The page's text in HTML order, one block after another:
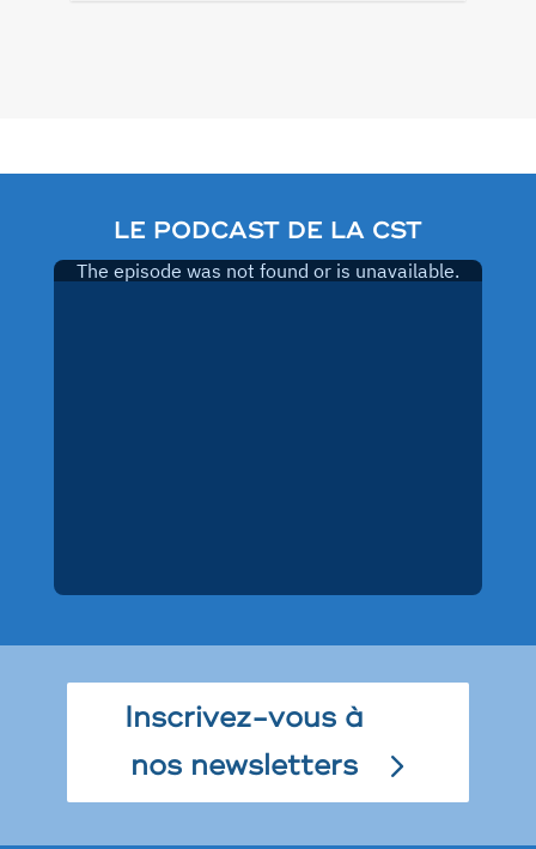
LE PODCAST DE LA CST
Inscrivez-vous à
nos newsletters